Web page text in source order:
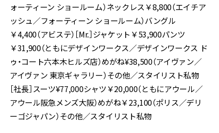
ォーティーン ショールーム）ネックレス￥8,800（エイチア
ッシュ／フォーティーン ショールーム）バングル
￥4,400（アビステ）［Mr.］ジャケット￥53,900パンツ
￥31,900（ともにデザインワークス／デザインワークス ド
ゥ・コート六本木ヒルズ店）めがね¥38,500（アイヴァン／
アイヴァン 東京ギャラリー）その他／スタイリスト私物
［社長］スーツ¥77,000シャツ￥20,000（ともにアウール／
アウール阪急メンズ大阪）めがね￥23,100（ポリス／デリ
ーゴジャパン）その他／スタイリスト私物